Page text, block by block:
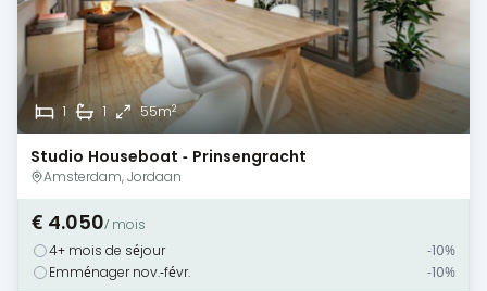
1 1 55m2
Studio Houseboat - Prinsengracht
Amsterdam, Jordaan
€ 4.050/ mois
4+ mois de séjour
-10%
Emménager nov.-févr.
-10%